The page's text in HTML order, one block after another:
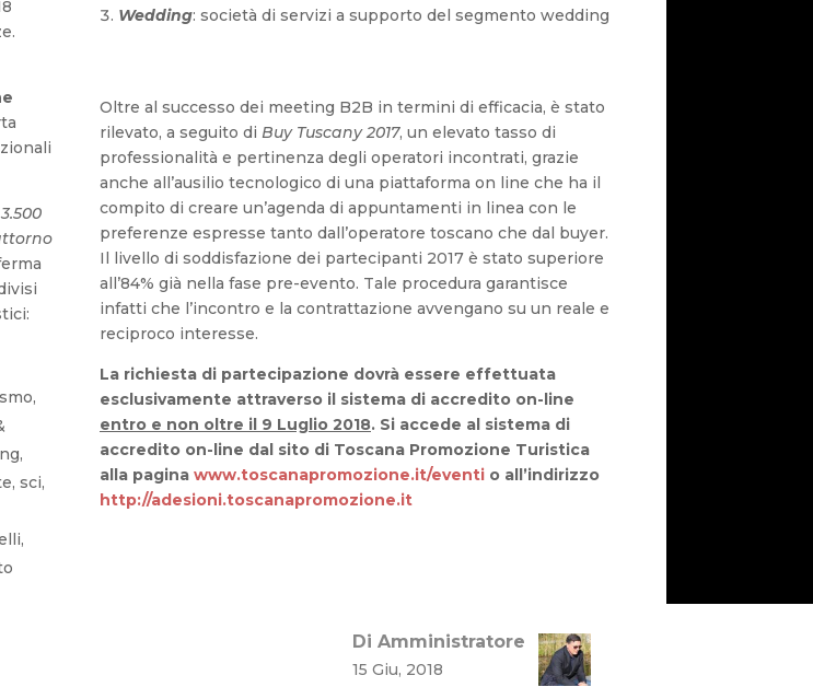
3.500
sci,
Wedding: società di servizi a supporto del segmento wedding
Oltre al successo dei meeting B2B in termini di efficacia, è stato
rilevato, a seguito di Buy Tuscany 2017, un elevato tasso di
professionalità e pertinenza degli operatori incontrati, grazie
anche all’ausilio tecnologico di una piattaforma on line che ha il
compito di creare un’agenda di appuntamenti in linea con le
preferenze espresse tanto dall’operatore toscano che dal buyer.
Il livello di soddisfazione dei partecipanti 2017 è stato superiore
all’84% già nella fase pre-evento. Tale procedura garantisce
infatti che l’incontro e la contrattazione avvengano su un reale e
reciproco interesse.
La richiesta di partecipazione dovrà essere effettuata
esclusivamente attraverso il sistema di accredito on-line
entro e non oltre il 9 Luglio 2018. Si accede al sistema di
accredito on-line dal sito di Toscana Promozione Turistica
alla pagina www.toscanapromozione.it/eventi o all’indirizzo
http://adesioni.toscanapromozione.it
Di Amministratore
15 Giu, 2018